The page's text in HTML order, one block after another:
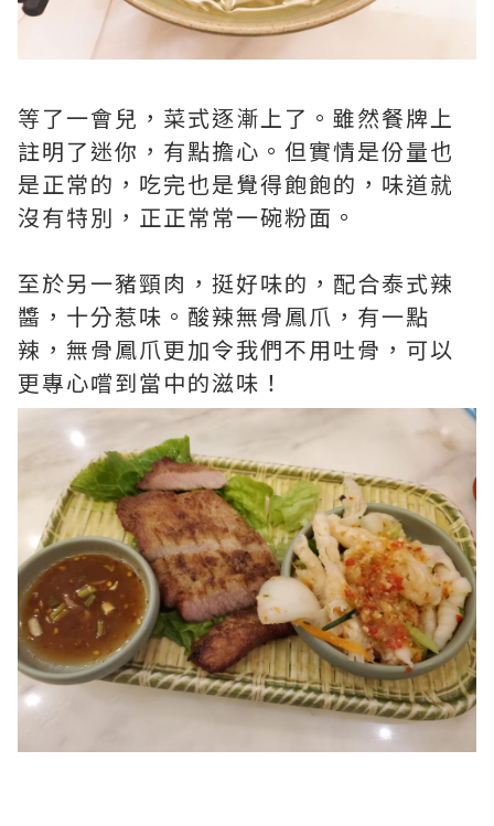
等了一會兒，菜式逐漸上了。雖然餐牌上
註明了迷你，有點擔心。但實情是份量也
是正常的，吃完也是覺得飽飽的，味道就
沒有特別，正正常常一碗粉面。
至於另一豬頸肉，挺好味的，配合泰式辣
醬，十分惹味。酸辣無骨鳳爪，有一點
辣，無骨鳳爪更加令我們不用吐骨，可以
更專心嚐到當中的滋味！